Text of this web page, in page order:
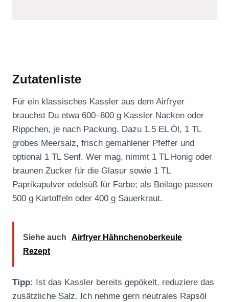
Zutatenliste
Für ein klassisches Kassler aus dem Airfryer
brauchst Du etwa 600–800 g Kassler Nacken oder
Rippchen, je nach Packung. Dazu 1,5 EL Öl, 1 TL
grobes Meersalz, frisch gemahlener Pfeffer und
optional 1 TL Senf. Wer mag, nimmt 1 TL Honig oder
braunen Zucker für die Glasur sowie 1 TL
Paprikapulver edelsüß für Farbe; als Beilage passen
500 g Kartoffeln oder 400 g Sauerkraut.
Siehe auch
Airfryer Hähnchenoberkeule
Rezept
Tipp:
Ist das Kassler bereits gepökelt, reduziere das
zusätzliche Salz. Ich nehme gern neutrales Rapsöl